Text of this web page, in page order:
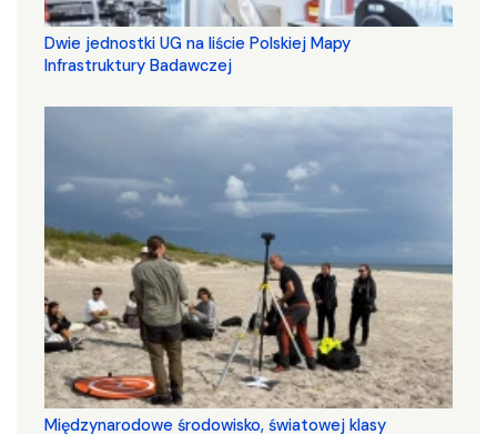
Dwie jednostki UG na liście Polskiej Mapy
Infrastruktury Badawczej
Międzynarodowe środowisko, światowej klasy